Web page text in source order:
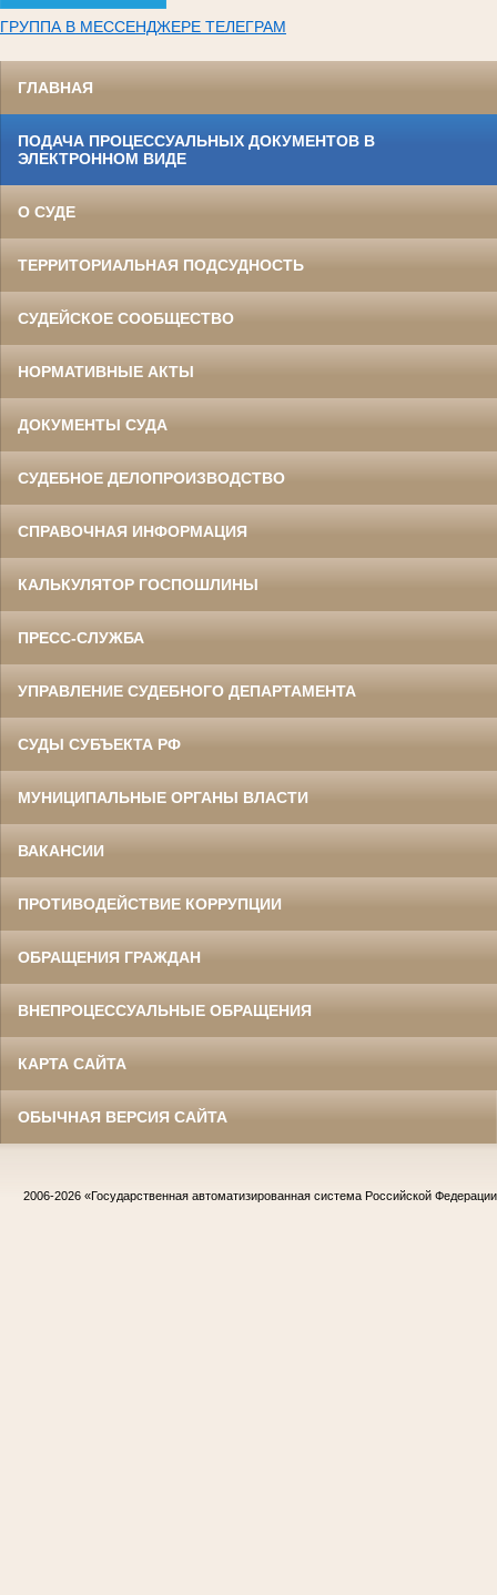
ГРУППА В МЕССЕНДЖЕРЕ ТЕЛЕГРАМ
ГЛАВНАЯ
ПОДАЧА ПРОЦЕССУАЛЬНЫХ ДОКУМЕНТОВ В
ЭЛЕКТРОННОМ ВИДЕ
О СУДЕ
ТЕРРИТОРИАЛЬНАЯ ПОДСУДНОСТЬ
СУДЕЙСКОЕ СООБЩЕСТВО
НОРМАТИВНЫЕ АКТЫ
ДОКУМЕНТЫ СУДА
СУДЕБНОЕ ДЕЛОПРОИЗВОДСТВО
СПРАВОЧНАЯ ИНФОРМАЦИЯ
КАЛЬКУЛЯТОР ГОСПОШЛИНЫ
ПРЕСС-СЛУЖБА
УПРАВЛЕНИЕ СУДЕБНОГО ДЕПАРТАМЕНТА
СУДЫ СУБЪЕКТА РФ
МУНИЦИПАЛЬНЫЕ ОРГАНЫ ВЛАСТИ
ВАКАНСИИ
ПРОТИВОДЕЙСТВИЕ КОРРУПЦИИ
ОБРАЩЕНИЯ ГРАЖДАН
ВНЕПРОЦЕССУАЛЬНЫЕ ОБРАЩЕНИЯ
КАРТА САЙТА
ОБЫЧНАЯ ВЕРСИЯ САЙТА
2006-2026 «Государственная автоматизированная система Российской